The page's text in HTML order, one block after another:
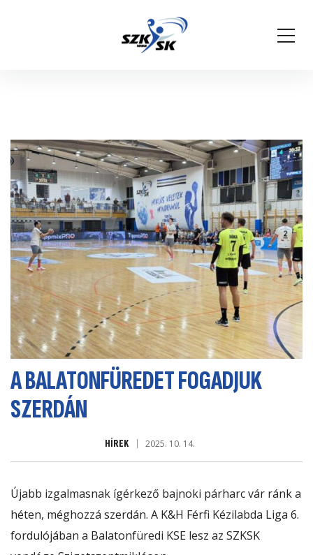
A BALATONFÜREDET FOGADJUK
SZERDÁN
HÍREK 2025. 10. 14.
Újabb izgalmasnak ígérkező bajnoki párharc vár ránk a
héten, méghozzá szerdán. A K&H Férfi Kézilabda Liga 6.
fordulójában a Balatonfüredi KSE lesz az SZKSK